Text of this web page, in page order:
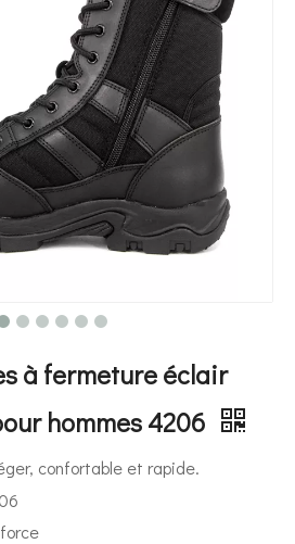
à fermeture éclair
hommes 4206
confortable et rapide.